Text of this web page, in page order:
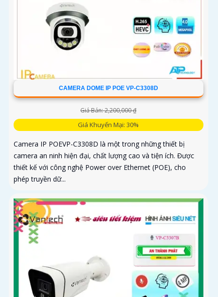
CAMERA DOME IP POE VP-C3308D
Giá Bán: 2,200,000 ₫
Giá Khuyến Mại: 30%
Camera IP POEVP-C3308D là một trong những thiết bị
camera an ninh hiện đại, chất lượng cao và tiện ích. Được
thiết kế với công nghệ Power over Ethernet (POE), cho
phép truyền dữ...